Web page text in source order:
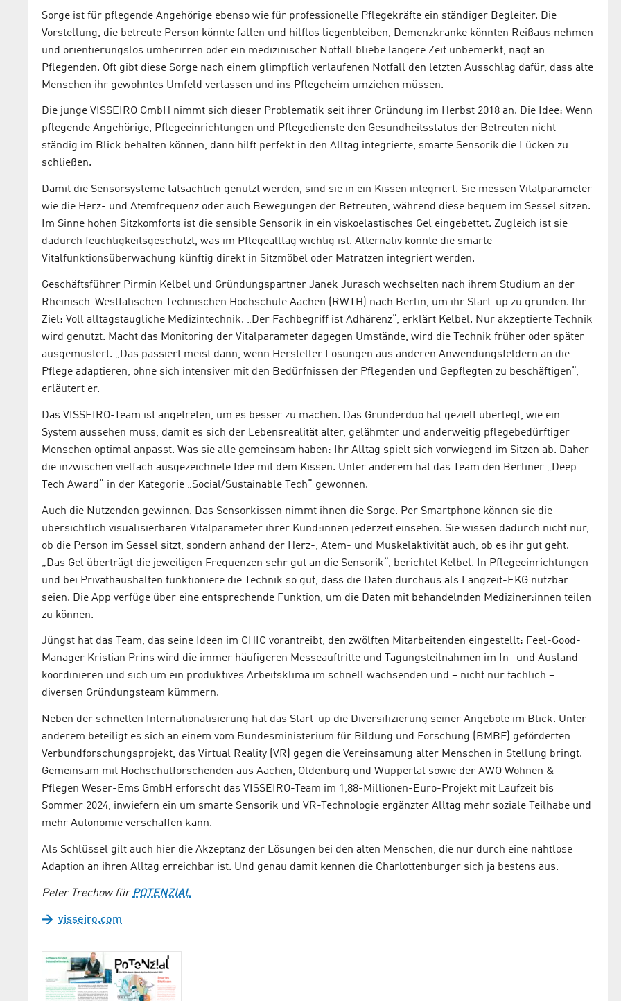
Sorge ist für pflegende Angehörige ebenso wie für professionelle Pflegekräfte ein ständiger Begleiter. Die
Vorstellung, die betreute Person könnte fallen und hilflos liegenbleiben, Demenzkranke könnten Reißaus nehmen
und orientierungslos umherirren oder ein medizinischer Notfall bliebe längere Zeit unbemerkt, nagt an
Pflegenden. Oft gibt diese Sorge nach einem glimpflich verlaufenen Notfall den letzten Ausschlag dafür, dass alte
Menschen ihr gewohntes Umfeld verlassen und ins Pflegeheim umziehen müssen.
Die junge VISSEIRO GmbH nimmt sich dieser Problematik seit ihrer Gründung im Herbst 2018 an. Die Idee: Wenn
pflegende Angehörige, Pflegeeinrichtungen und Pflegedienste den Gesundheitsstatus der Betreuten nicht
ständig im Blick behalten können, dann hilft perfekt in den Alltag integrierte, smarte Sensorik die Lücken zu
schließen.
Damit die Sensorsysteme tatsächlich genutzt werden, sind sie in ein Kissen integriert. Sie messen Vitalparameter
wie die Herz- und Atemfrequenz oder auch Bewegungen der Betreuten, während diese bequem im Sessel sitzen.
Im Sinne hohen Sitzkomforts ist die sensible Sensorik in ein viskoelastisches Gel eingebettet. Zugleich ist sie
dadurch feuchtigkeitsgeschützt, was im Pflegealltag wichtig ist. Alternativ könnte die smarte
Vitalfunktionsüberwachung künftig direkt in Sitzmöbel oder Matratzen integriert werden.
Geschäftsführer Pirmin Kelbel und Gründungspartner Janek Jurasch wechselten nach ihrem Studium an der
Rheinisch-Westfälischen Technischen Hochschule Aachen (RWTH) nach Berlin, um ihr Start-up zu gründen. Ihr
Ziel: Voll alltagstaugliche Medizintechnik. „Der Fachbegriff ist Adhärenz“, erklärt Kelbel. Nur akzeptierte Technik
wird genutzt. Macht das Monitoring der Vitalparameter dagegen Umstände, wird die Technik früher oder später
ausgemustert. „Das passiert meist dann, wenn Hersteller Lösungen aus anderen Anwendungsfeldern an die
Pflege adaptieren, ohne sich intensiver mit den Bedürfnissen der Pflegenden und Gepflegten zu beschäftigen“,
erläutert er.
Das VISSEIRO-Team ist angetreten, um es besser zu machen. Das Gründerduo hat gezielt überlegt, wie ein
System aussehen muss, damit es sich der Lebensrealität alter, gelähmter und anderweitig pflegebedürftiger
Menschen optimal anpasst. Was sie alle gemeinsam haben: Ihr Alltag spielt sich vorwiegend im Sitzen ab. Daher
die inzwischen vielfach ausgezeichnete Idee mit dem Kissen. Unter anderem hat das Team den Berliner „Deep
Tech Award“ in der Kategorie „Social/Sustainable Tech“ gewonnen.
Auch die Nutzenden gewinnen. Das Sensorkissen nimmt ihnen die Sorge. Per Smartphone können sie die
übersichtlich visualisierbaren Vitalparameter ihrer Kund:innen jederzeit einsehen. Sie wissen dadurch nicht nur,
ob die Person im Sessel sitzt, sondern anhand der Herz-, Atem- und Muskelaktivität auch, ob es ihr gut geht.
„Das Gel überträgt die jeweiligen Frequenzen sehr gut an die Sensorik“, berichtet Kelbel. In Pflegeeinrichtungen
und bei Privathaushalten funktioniere die Technik so gut, dass die Daten durchaus als Langzeit-EKG nutzbar
seien. Die App verfüge über eine entsprechende Funktion, um die Daten mit behandelnden Mediziner:innen teilen
zu können.
Jüngst hat das Team, das seine Ideen im CHIC vorantreibt, den zwölften Mitarbeitenden eingestellt: Feel-Good-
Manager Kristian Prins wird die immer häufigeren Messeauftritte und Tagungsteilnahmen im In- und Ausland
koordinieren und sich um ein produktives Arbeitsklima im schnell wachsenden und – nicht nur fachlich –
diversen Gründungsteam kümmern.
Neben der schnellen Internationalisierung hat das Start-up die Diversifizierung seiner Angebote im Blick. Unter
anderem beteiligt es sich an einem vom Bundesministerium für Bildung und Forschung (BMBF) geförderten
Verbundforschungsprojekt, das Virtual Reality (VR) gegen die Vereinsamung alter Menschen in Stellung bringt.
Gemeinsam mit Hochschulforschenden aus Aachen, Oldenburg und Wuppertal sowie der AWO Wohnen &
Pflegen Weser-Ems GmbH erforscht das VISSEIRO-Team im 1,88-Millionen-Euro-Projekt mit Laufzeit bis
Sommer 2024, inwiefern ein um smarte Sensorik und VR-Technologie ergänzter Alltag mehr soziale Teilhabe und
mehr Autonomie verschaffen kann.
Als Schlüssel gilt auch hier die Akzeptanz der Lösungen bei den alten Menschen, die nur durch eine nahtlose
Adaption an ihren Alltag erreichbar ist. Und genau damit kennen die Charlottenburger sich ja bestens aus.
Peter Trechow fürPOTENZIAL
visseiro.com